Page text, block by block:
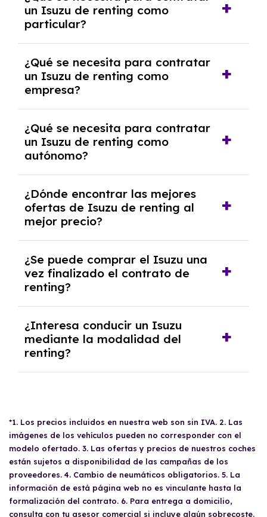
cancelación anticipada. Es importante revisar
las condiciones del contrato y hablar con un
experto que te asesore.
un Isuzu de renting como
particular?
y, en algunos casos, una consulta de solvencia
crediticia y un pago inicial.
¿Qué se necesita para contratar
un Isuzu de renting como
empresa?
documentación financiera y, en algunos
casos, un informe de solvencia de la empresa
y un pago inicial.
¿Qué se necesita para contratar
un Isuzu de renting como
autónomo?
autónomos, justificante de ingresos y, en
algunos casos, un informe fiscal y un pago
inicial.
¿Dónde encontrar las mejores
ofertas de Isuzu de renting al
mejor precio?
mejores ofertas de vehículos de renting con
todos los gastos incluidos y sin pagar
entradas.
¿Se puede comprar el Isuzu una
vez finalizado el contrato de
renting?
renting se puede adquirir el coche. En este
caso tendrán que analizar los años, la
cantidad de kilómetros recorridos y el coste
del mercado actual.
¿Interesa conducir un Isuzu
mediante la modalidad del
renting?
gusta cambiar de coche cada pocos años.
*1. Los precios incluidos en nuestra web son sin IVA. 2. Las
imágenes de los vehículos pueden no corresponder con el
modelo ofertado. 3. Las ofertas y precios de nuestros coches
están sujetos a disponibilidad de las campañas de los
proveedores. 4. Cambio de neumáticos obligatorios. 5. La
información de está página web no es vinculante hasta la
formalización del contrato. 6. Para entrega a domicilio,
consulta con tu asesor comercial si incluye algún sobrecoste.